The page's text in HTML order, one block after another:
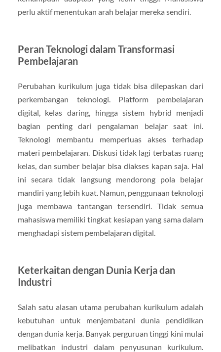
perlu aktif menentukan arah belajar mereka sendiri.
Peran Teknologi dalam Transformasi
Pembelajaran
Perubahan kurikulum juga tidak bisa dilepaskan dari
perkembangan teknologi. Platform pembelajaran
digital, kelas daring, hingga sistem hybrid menjadi
bagian penting dari pengalaman belajar saat ini.
Teknologi membantu memperluas akses terhadap
materi pembelajaran. Diskusi tidak lagi terbatas ruang
kelas, dan sumber belajar bisa diakses kapan saja. Hal
ini secara tidak langsung mendorong pola belajar
mandiri yang lebih kuat. Namun, penggunaan teknologi
juga membawa tantangan tersendiri. Tidak semua
mahasiswa memiliki tingkat kesiapan yang sama dalam
menghadapi sistem pembelajaran digital.
Keterkaitan dengan Dunia Kerja dan
Industri
Salah satu alasan utama perubahan kurikulum adalah
kebutuhan untuk menjembatani dunia pendidikan
dengan dunia kerja. Banyak perguruan tinggi kini mulai
melibatkan industri dalam penyusunan kurikulum.